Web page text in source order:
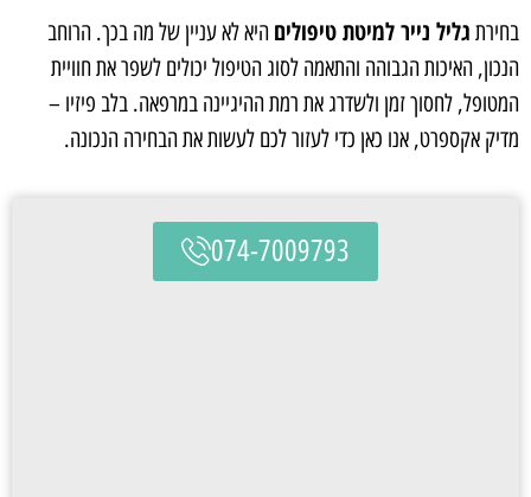
בחירת גליל נייר למיטת טיפולים היא לא עניין של מה בכך. הרוחב
הנכון, האיכות הגבוהה והתאמה לסוג הטיפול יכולים לשפר את חוויית
המטופל, לחסוך זמן ולשדרג את רמת ההיגיינה במרפאה. בלב פיזיו –
מדיק אקספרט, אנו כאן כדי לעזור לכם לעשות את הבחירה הנכונה.
074-7009793